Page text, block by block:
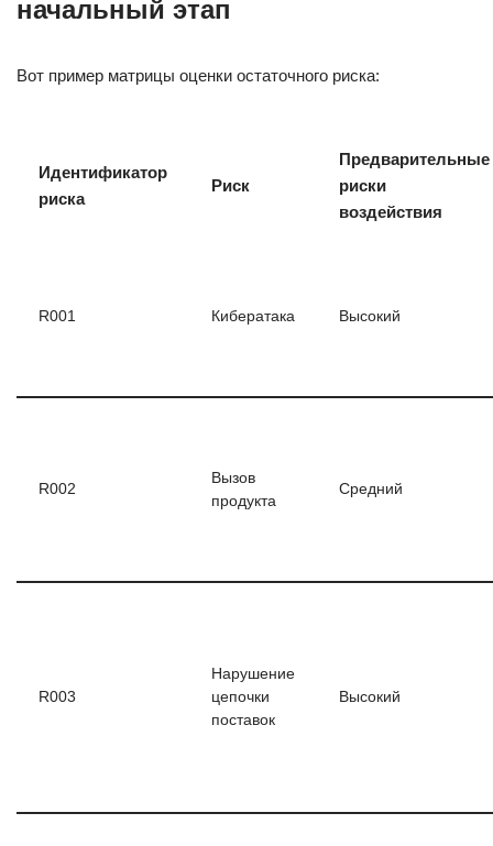
начальный этап
Вот пример матрицы оценки остаточного риска:
Идентификатор
риска
Риск
Предварительные
риски
воздействия
R001 Кибератака Высокий
R002
Вызов
продукта
Средний
R003
Нарушение
цепочки
поставок
Высокий